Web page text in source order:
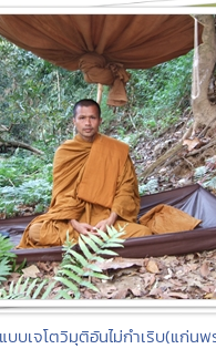
บเจโตวิมุติอันไม่กำเริบ(แก่น